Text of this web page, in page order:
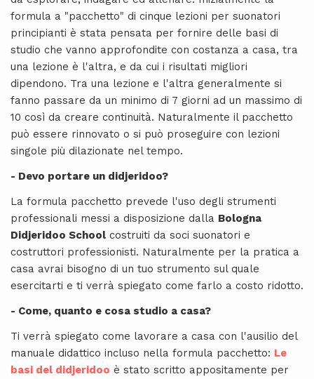
formula a "pacchetto" di cinque lezioni per suonatori
principianti è stata pensata per fornire delle basi di
studio che vanno approfondite con costanza a casa, tra
una lezione è l'altra, e da cui i risultati migliori
dipendono. Tra una lezione e l'altra generalmente si
fanno passare da un minimo di 7 giorni ad un massimo di
10 così da creare continuità. Naturalmente il pacchetto
può essere rinnovato o si può proseguire con lezioni
singole più dilazionate nel tempo.
- Devo portare un didjeridoo?
La formula pacchetto prevede l'uso degli strumenti
professionali messi a disposizione dalla Bologna
Didjeridoo School costruiti da soci suonatori e
costruttori professionisti. Naturalmente per la pratica a
casa avrai bisogno di un tuo strumento sul quale
esercitarti e ti verrà spiegato come farlo a costo ridotto.
- Come, quanto e cosa studio a casa?
Ti verrà spiegato come lavorare a casa con l'ausilio del
manuale didattico incluso nella formula pacchetto: Le
basi del didjeridoo è stato scritto appositamente per